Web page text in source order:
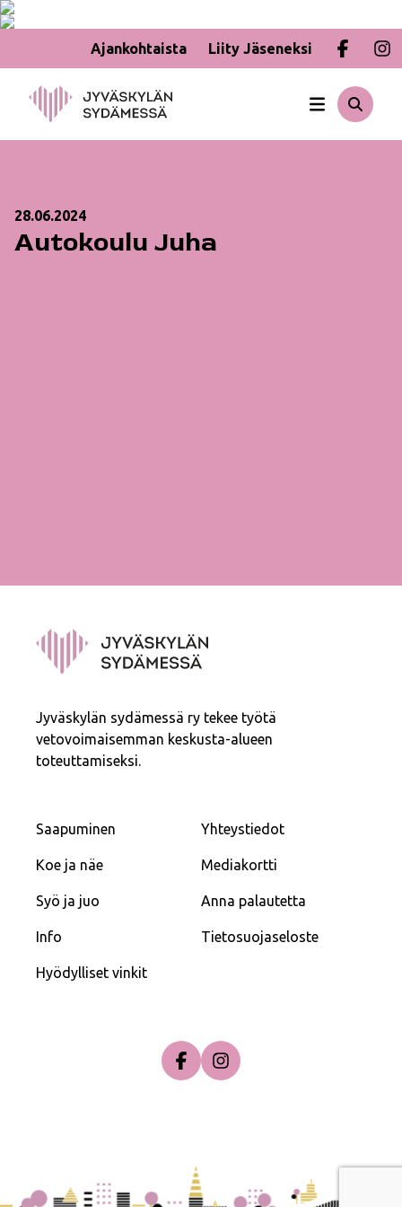
Ajankohtaista
Liity Jäseneksi
sisältöön
28.06.2024
Autokoulu Juha
Jyväskylän sydämessä ry tekee työtä
vetovoimaisemman keskusta-alueen
toteuttamiseksi.
Saapuminen
Koe ja näe
Syö ja juo
Info
Hyödylliset vinkit
Yhteystiedot
Mediakortti
Anna palautetta
Tietosuojaseloste